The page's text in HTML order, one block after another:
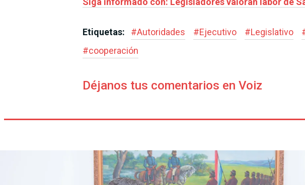
Etiquetas: #Autoridades #Ejecutivo #Legislativo
#cooperación
Déjanos tus comentarios en Voiz